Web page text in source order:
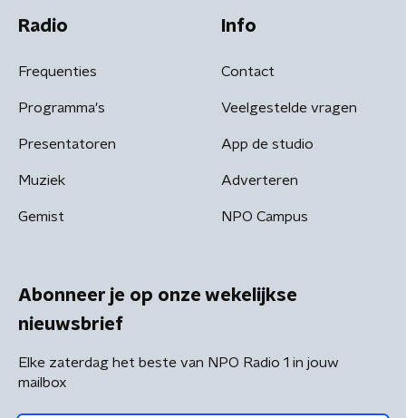
Radio
Frequenties
Programma's
Presentatoren
Muziek
Gemist
Info
Contact
Veelgestelde vragen
App de studio
Adverteren
NPO Campus
Abonneer je op onze wekelijkse
nieuwsbrief
Elke zaterdag het beste van NPO Radio 1 in jouw
mailbox